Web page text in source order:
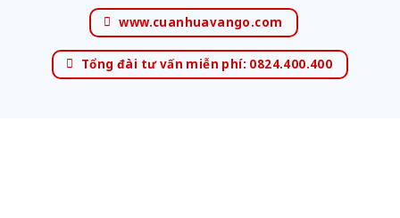
www.cuanhuavango.com
Tổng đài tư vấn miễn phí: 0824.400.400